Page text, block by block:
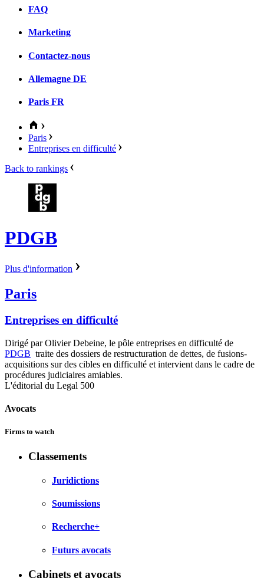
FAQ
Marketing
Contactez-nous
Allemagne DE
Paris FR
Paris
Entreprises en difficulté
Back to rankings
PDGB
Plus d'information
Paris
Entreprises en difficulté
Dirigé par Olivier Debeine, le pôle entreprises en difficulté de
PDGB traite des dossiers de restructuration de dettes, de fusions-
acquisitions sur des cibles en difficulté et intervient dans le cadre de
procédures judiciaires amiables.
L'éditorial du Legal 500
Avocats
Firms to watch
Classements
Juridictions
Soumissions
Recherche+
Futurs avocats
Cabinets et avocats